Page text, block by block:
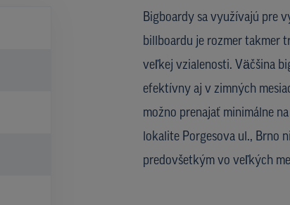
Bigboardy sa využívajú pre
billboardu je rozmer takmer
veľkej vzialenosti. Väčšina
efektívny aj v zimných
možno prenajať minimálne
lokalite Porgesova ul., Brno
predovšetkým vo veľkých